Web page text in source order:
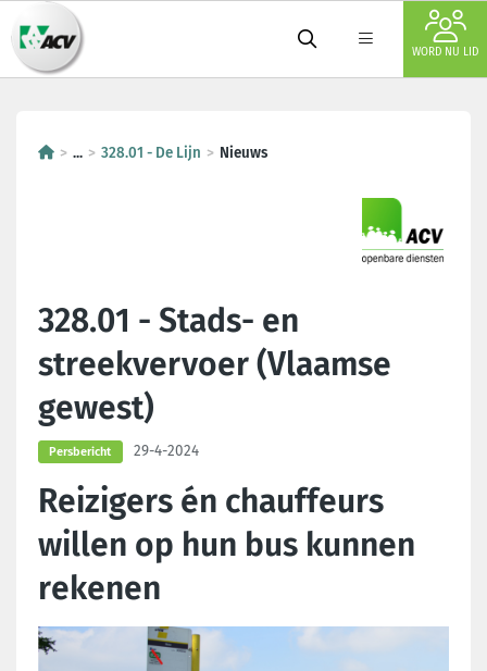
WORD NU LID
... 328.01 - De Lijn Nieuws
328.01 - Stads- en
streekvervoer (Vlaamse
gewest)
Persbericht 29-4-2024
Reizigers én chauffeurs
willen op hun bus kunnen
rekenen